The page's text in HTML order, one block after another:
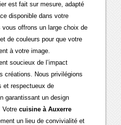
est fait sur mesure, adapté
disponible dans votre
vous offrons un large choix de
de couleurs pour que votre
à votre image.
soucieux de l’impact
créations. Nous privilégions
et respectueux de
garantissant un design
Votrecuisine à Auxerre
un lieu de convivialité et